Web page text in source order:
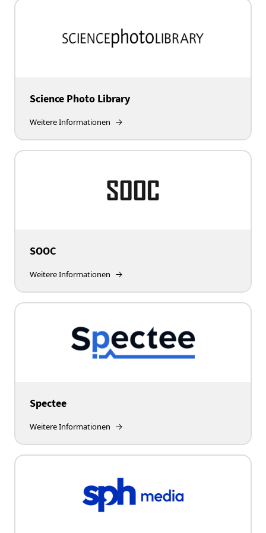
Science Photo Library
Weitere Informationen
SOOC
Weitere Informationen
Spectee
Weitere Informationen